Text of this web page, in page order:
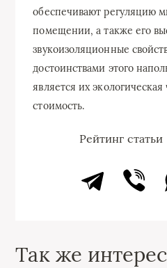
обеспечивают регуляцию
помещении, а также его
звукоизоляционные
достоинствами этого
является их
стоимость.
Рейтинг статьи
Так же